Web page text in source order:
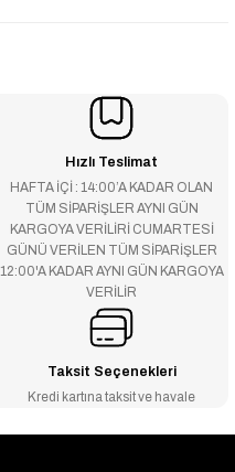
Hızlı Teslimat
HAFTA İÇİ : 14:00’A KADAR OLAN
TÜM SİPARİŞLER AYNI GÜN
KARGOYA VERİLİRİ CUMARTESİ
GÜNÜ VERİLEN TÜM SİPARİŞLER
12:00'A KADAR AYNI GÜN KARGOYA
VERİLİR
Taksit Seçenekleri
Kredi kartına taksit ve havale